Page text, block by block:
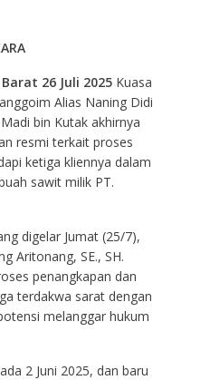
26 Juli 2025Kuasa
Alias Naning Didi
bin Kutak akhirnya
resmi terkait proses
ketiga kliennya dalam
sawit milik PT.
digelar Jumat (25/7),
Aritonang, SE., SH.
penangkapan dan
terdakwa sarat dengan
melanggar hukum
2 Juni 2025, dan baru